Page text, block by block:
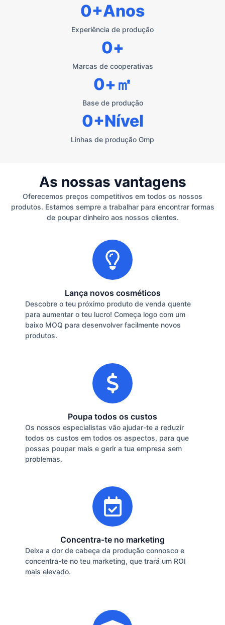
Experiência de produção
0+Anos
Marcas de cooperativas
0+
Base de produção
0+㎡
Linhas de produção Gmp
0+Nível
As nossas vantagens
Oferecemos preços competitivos em todos os nossos
produtos. Estamos sempre a trabalhar para encontrar formas
de poupar dinheiro aos nossos clientes.
Lança novos cosméticos
Descobre o teu próximo produto de venda quente
para aumentar o teu lucro! Começa logo com um
baixo MOQ para desenvolver facilmente novos
produtos.
Poupa todos os custos
Os nossos especialistas vão ajudar-te a reduzir
todos os custos em todos os aspectos, para que
possas poupar mais e gerir a tua empresa sem
problemas.
Concentra-te no marketing
Deixa a dor de cabeça da produção connosco e
concentra-te no teu marketing, que trará um ROI
mais elevado.